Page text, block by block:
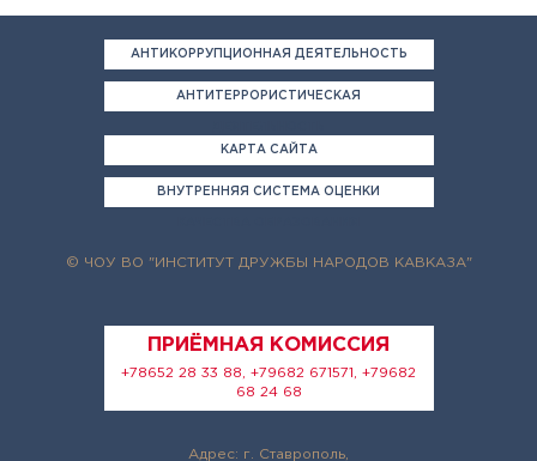
АНТИКОРРУПЦИОННАЯ ДЕЯТЕЛЬНОСТЬ
АНТИТЕРРОРИСТИЧЕСКАЯ
КАРТА САЙТА
ВНУТРЕННЯЯ СИСТЕМА ОЦЕНКИ
© ЧОУ ВО "ИНСТИТУТ ДРУЖБЫ НАРОДОВ КАВКАЗА"
ПРИЁМНАЯ КОМИССИЯ
+78652 28 33 88, +79682 671571, +79682
68 24 68
Адрес: г. Ставрополь,